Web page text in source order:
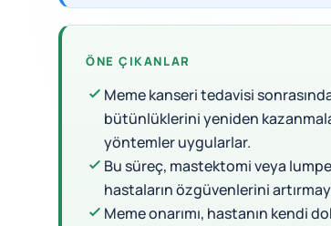
ÖNE ÇIKANLAR
Meme kanseri tedavisi
bütünlüklerini yeniden
yöntemler uygularlar.
Bu süreç, mastektomi veya
hastaların özgüvenlerini
Meme onarımı, hastanın kendi